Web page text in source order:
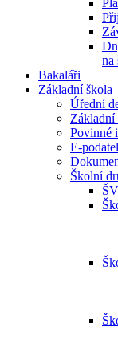
na
Bakaláři
Základní škola
Úřední
Základní
Povinné
E-
Školní